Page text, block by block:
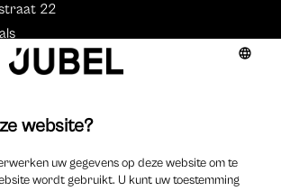
22